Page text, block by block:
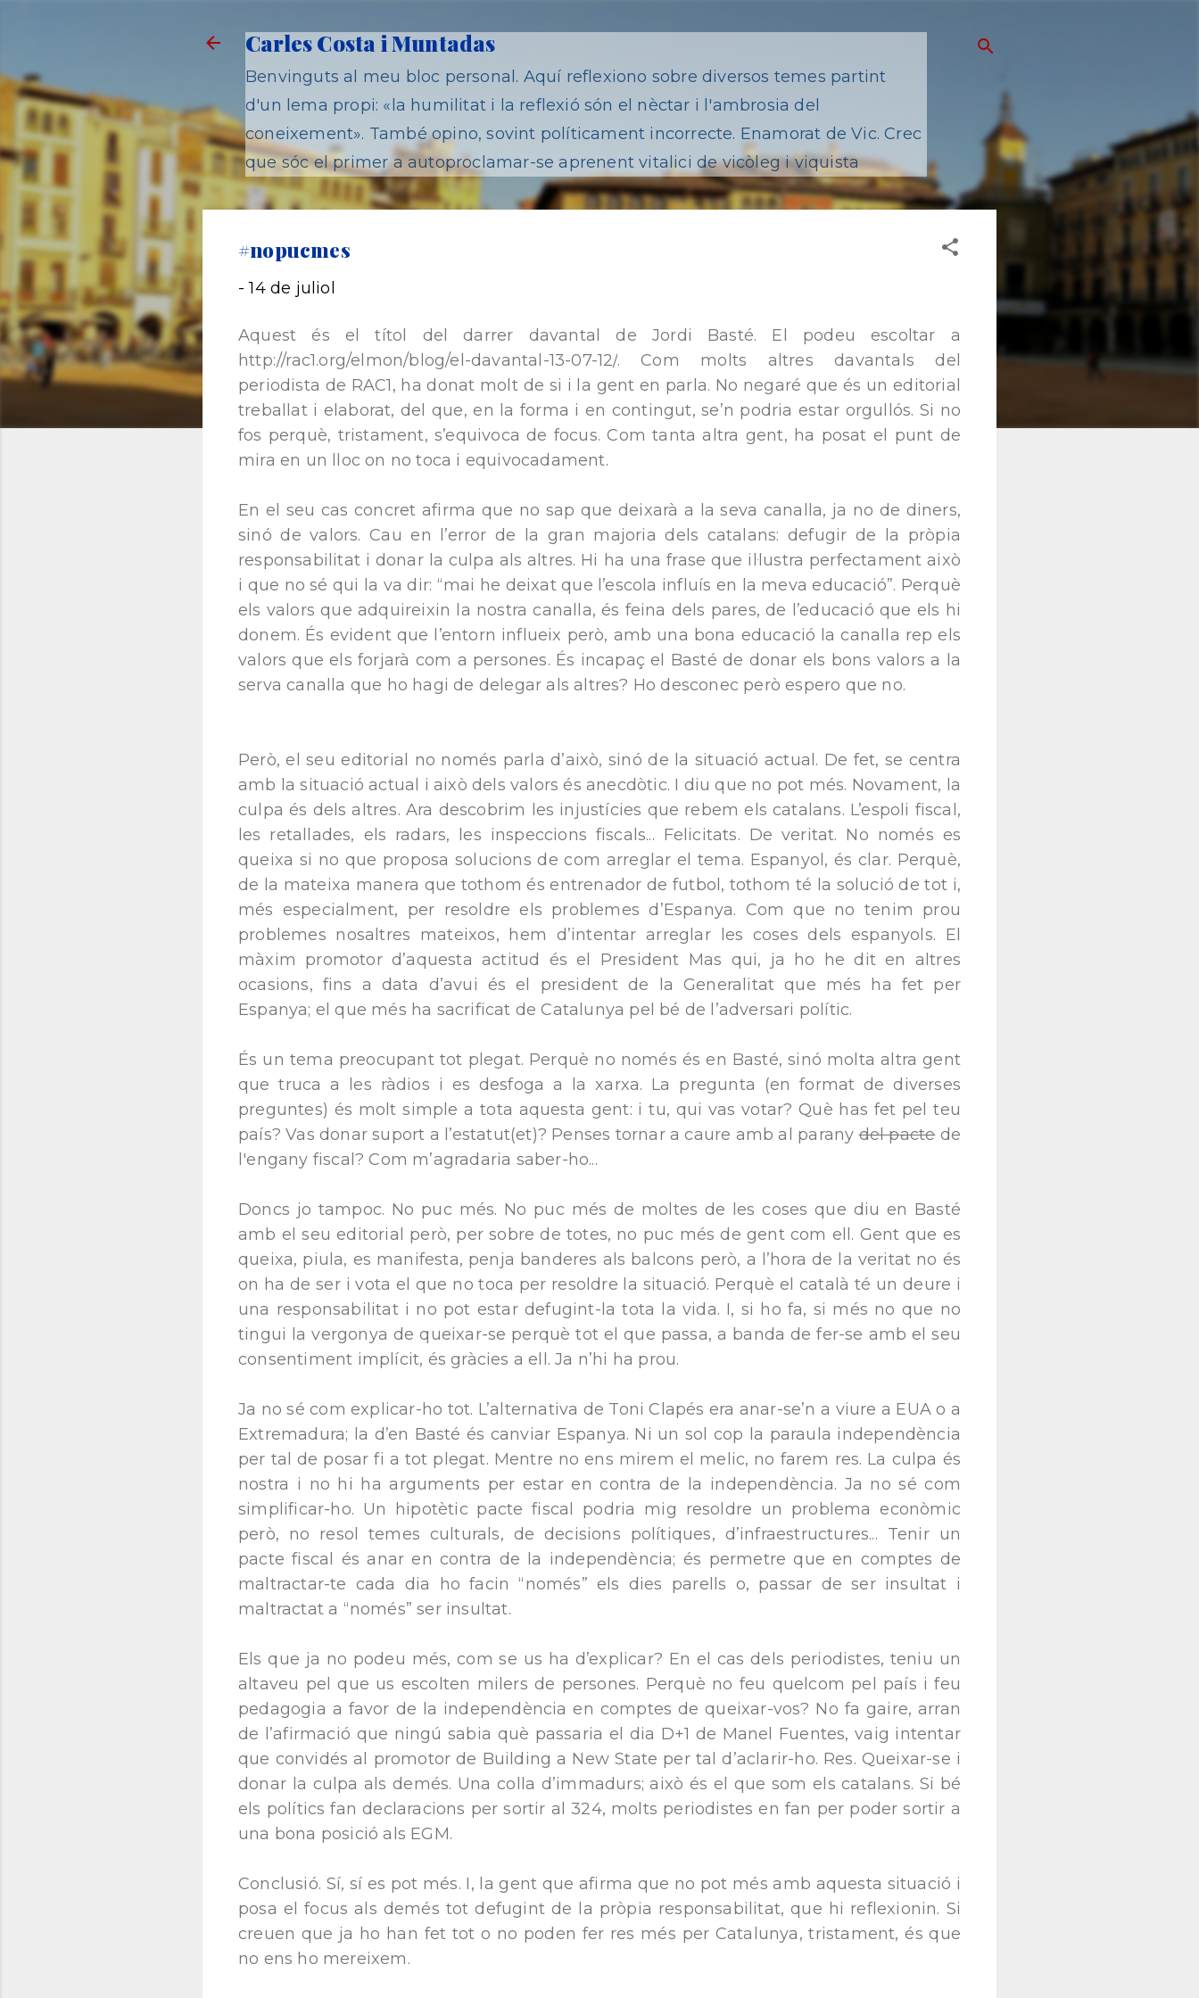
Carles Costa i Muntadas
Benvinguts al meu bloc personal. Aquí reflexiono sobre diversos temes partint
d'un lema propi: «la humilitat i la reflexió són el nèctar i l'ambrosia del
coneixement». També opino, sovint políticament incorrecte. Enamorat de Vic. Crec
que sóc el primer a autoproclamar-se aprenent vitalici de vicòleg i viquista
#nopucmes
-14 de juliol
Aquest és el títol del darrer davantal de Jordi Basté. El podeu escoltar a
http://rac1.org/elmon/blog/el-davantal -13-07-12/. Com molts altres davantals del
periodista de RAC1, ha donat molt de si i la gent en parla. No negaré que és un editorial
treballat i elaborat, del que, en la forma i en contingut, se’n podria estar orgullós. Si no
fos perquè, tristament, s’equivoca de focus. Com tanta altra gent, ha posat el punt de
mira en un lloc on no toca i equivocadament.
En el seu cas concret afirma que no sap que deixarà a la seva canalla, ja no de diners,
sinó de valors. Cau en l’error de la gran majoria dels catalans: defugir de la pròpia
responsabilitat i donar la culpa als altres. Hi ha una frase que il·lustra perfectament això
i que no sé qui la va dir: “mai he deixat que l’escola influís en la meva educació”. Perquè
els valors que adquireixin la nostra canalla, és feina dels pares, de l’educació que els hi
donem. És evident que l’entorn influeix però, amb una bona educació la canalla rep els
valors que els forjarà com a persones. És incapaç el Basté de donar els bons valors a la
serva canalla que ho hagi de delegar als altres? Ho desconec però espero que no.
Però, el seu editorial no només parla d’això, sinó de la situació actual. De fet, se centra
amb la situació actual i això dels valors és anecdòtic. I diu que no pot més. Novament, la
culpa és dels altres. Ara descobrim les injustícies que rebem els catalans. L’espoli fiscal,
les retallades, els radars, les inspeccions fiscals... Felicitats. De veritat. No només es
queixa si no que proposa solucions de com arreglar el tema. Espanyol, és clar. Perquè,
de la mateixa manera que tothom és entrenador de futbol, tothom té la solució de tot i,
més especialment, per resoldre els problemes d’Espanya. Com que no tenim prou
problemes nosaltres mateixos, hem d’intentar arreglar les coses dels espanyols. El
màxim promotor d’aquesta actitud és el President Mas qui, ja ho he dit en altres
ocasions, fins a data d’avui és el president de la Generalitat que més ha fet per
Espanya; el que més ha sacrificat de Catalunya pel bé de l’adversari polític.
És un tema preocupant tot plegat. Perquè no només és en Basté, sinó molta altra gent
que truca a les ràdios i es desfoga a la xarxa. La pregunta (en format de diverses
preguntes) és molt simple a tota aquesta gent: i tu, qui vas votar? Què has fet pel teu
país? Vas donar suport a l’estatut(et)? Penses tornar a caure amb al paranydel pactede
l'engany fiscal? Com m’agradaria saber-ho...
Doncs jo tampoc. No puc més. No puc més de moltes de les coses que diu en Basté
amb el seu editorial però, per sobre de totes, no puc més de gent com ell. Gent que es
queixa, piula, es manifesta, penja banderes als balcons però, a l’hora de la veritat no és
on ha de ser i vota el que no toca per resoldre la situació. Perquè el català té un deure i
una responsabilitat i no pot estar defugint-la tota la vida. I, si ho fa, si més no que no
tingui la vergonya de queixar-se perquè tot el que passa, a banda de fer-se amb el seu
consentiment implícit, és gràcies a ell. Ja n’hi ha prou.
Ja no sé com explicar-ho tot. L’alternativa de Toni Clapés era anar-se’n a viure a EUA o a
Extremadura; la d’en Basté és canviar Espanya. Ni un sol cop la paraula independència
per tal de posar fi a tot plegat. Mentre no ens mirem el melic, no farem res. La culpa és
nostra i no hi ha arguments per estar en contra de la independència. Ja no sé com
simplificar-ho. Un hipotètic pacte fiscal podria mig resoldre un problema econòmic
però, no resol temes culturals, de decisions polítiques, d’infraestructures... Tenir un
pacte fiscal és anar en contra de la independència; és permetre que en comptes de
maltractar-te cada dia ho facin “només” els dies parells o, passar de ser insultat i
maltractat a “només” ser insultat.
Els que ja no podeu més, com se us ha d’explicar? En el cas dels periodistes, teniu un
altaveu pel que us escolten milers de persones. Perquè no feu quelcom pel país i feu
pedagogia a favor de la independència en comptes de queixar-vos? No fa gaire, arran
de l’afirmació que ningú sabia què passaria el dia D+1 de Manel Fuentes, vaig intentar
que convidés al promotor de Building a New State per tal d’aclarir-ho. Res. Queixar-se i
donar la culpa als demés. Una colla d’immadurs; això és el que som els catalans. Si bé
els polítics fan declaracions per sortir al 324, molts periodistes en fan per poder sortir a
una bona posició als EGM.
Conclusió. Sí, sí es pot més. I, la gent que afirma que no pot més amb aquesta situació i
posa el focus als demés tot defugint de la pròpia responsabilitat, que hi reflexionin. Si
creuen que ja ho han fet tot o no poden fer res més per Catalunya, tristament, és que
no ens ho mereixem.